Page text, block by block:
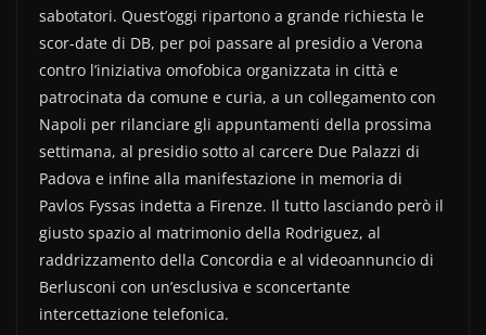
sabotatori. Quest’oggi ripartono a grande richiesta le
scor-date di DB, per poi passare al presidio a Verona
contro l’iniziativa omofobica organizzata in città e
patrocinata da comune e curia, a un collegamento con
Napoli per rilanciare gli appuntamenti della prossima
settimana, al presidio sotto al carcere Due Palazzi di
Padova e infine alla manifestazione in memoria di
Pavlos Fyssas indetta a Firenze. Il tutto lasciando però il
giusto spazio al matrimonio della Rodriguez, al
raddrizzamento della Concordia e al videoannuncio di
Berlusconi con un’esclusiva e sconcertante
intercettazione telefonica.